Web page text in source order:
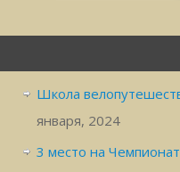
Школа
января, 2024
3 место на